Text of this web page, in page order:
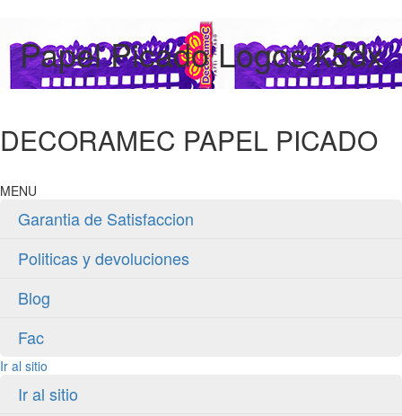
Papel Picado Logos k5dx
DECORAMEC PAPEL PICADO
MENU
Garantia de Satisfaccion
Politicas y devoluciones
Blog
Fac
Ir al sitio
Ir al sitio